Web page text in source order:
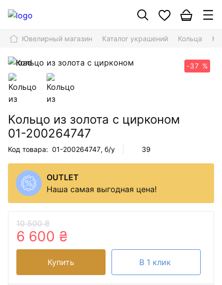
Ювелирный магазин Каталог украшений Кольца
-37 %
Кольцо из золота с цирконом
01-200264747
Код товара: 01-200264747, б/у 39
OUTLET
Наша самая выгодная цена!
10 500 ₴
6 600 ₴
Купить В 1 клик